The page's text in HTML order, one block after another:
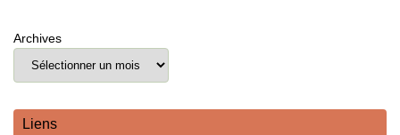
Archives
Liens